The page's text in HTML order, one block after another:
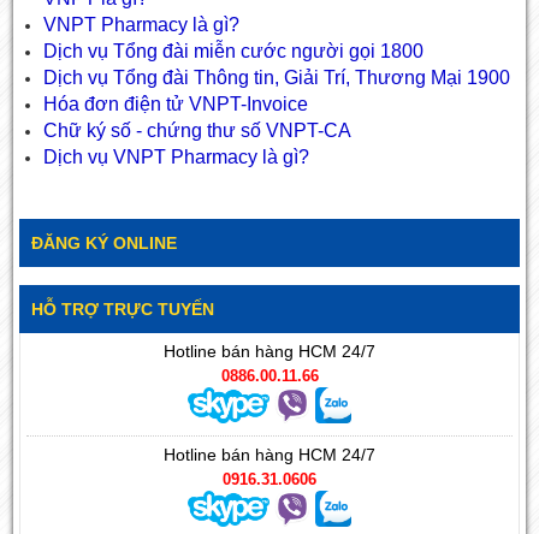
VNPT Pharmacy là gì?
Dịch vụ Tổng đài miễn cước người gọi 1800
Dịch vụ Tổng đài Thông tin, Giải Trí, Thương Mại 1900
Hóa đơn điện tử VNPT-Invoice
Chữ ký số - chứng thư số VNPT-CA
Dịch vụ VNPT Pharmacy là gì?
ĐĂNG KÝ ONLINE
HỖ TRỢ TRỰC TUYẾN
Hotline bán hàng HCM 24/7
0886.00.11.66
Hotline bán hàng HCM 24/7
0916.31.0606